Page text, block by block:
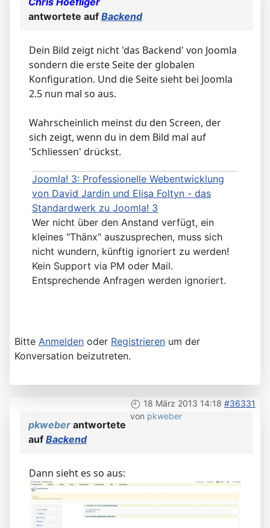
antwortete auf Backend
Dein Bild zeigt nicht 'das Backend' von Joomla
sondern die erste Seite der globalen
Konfiguration. Und die Seite sieht bei Joomla
2.5 nun mal so aus.
Wahrscheinlich meinst du den Screen, der
sich zeigt, wenn du in dem Bild mal auf
'Schliessen' drückst.
Joomla! 3: Professionelle Webentwicklung
von David Jardin und Elisa Foltyn - das
Standardwerk zu Joomla! 3
Wer nicht über den Anstand verfügt, ein
kleines "Thänx" auszusprechen, muss sich
nicht wundern, künftig ignoriert zu werden!
Kein Support via PM oder Mail.
Entsprechende Anfragen werden ignoriert.
Bitte Anmelden oder Registrieren um der
Konversation beizutreten.
18 März 2013 14:18 #36331
von pkweber
pkweber antwortete
auf Backend
Dann sieht es so aus: